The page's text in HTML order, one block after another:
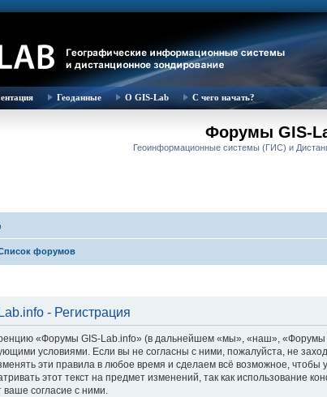
Геоданные О GIS-Lab С чего начать?
Форумы GIS-
Геоинформационные системы (ГИС) и
форумов
- Регистрация
«Форумы GIS-Lab.info» (в дальнейшем «мы», «наш», «Форумы
условиями. Если вы не согласны с ними, пожалуйста, не
эти правила в любое время и сделаем всё возможное,
этот текст на предмет изменений, так как использование
ваше согласие с ними.